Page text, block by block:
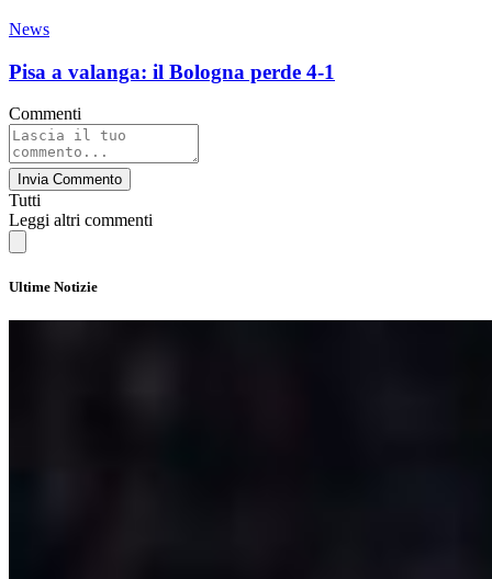
News
Pisa a valanga: il Bologna perde 4-1
Commenti
Invia Commento
Tutti
Leggi altri commenti
Ultime Notizie